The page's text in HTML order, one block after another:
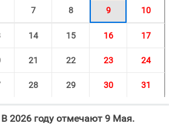
7 8 9 10
14 15 16 17
21 22 23 24
28 29 30 31
2026 году отмечают 9 Мая.